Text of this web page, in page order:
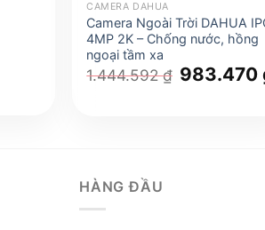
CAMERA DAHUA
Camera Ngoài Trời DAHUA
4MP 2K – Chống nước, hồng
ngoại tầm xa
1.444.592₫ Giá
gốc
983.470
HÀNG ĐẦU